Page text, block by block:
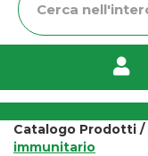
Prodotto
Catalogo Prodotti /
immunitario